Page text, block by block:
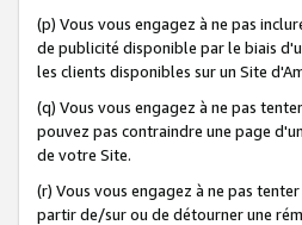
(p) Vous vous engagez à ne pas
de publicité disponible par le biais
les clients disponibles sur un Site
(q) Vous vous engagez à ne pas
pouvez pas contraindre une page
de votre Site.
(r) Vous vous engagez à ne pas
partir de/sur ou de détourner une